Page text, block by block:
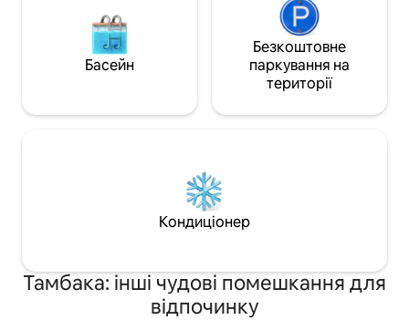
Басейн
Безкоштовне
паркування на
території
Кондиціонер
Тамбака: інші чудові помешкання для
відпочинку